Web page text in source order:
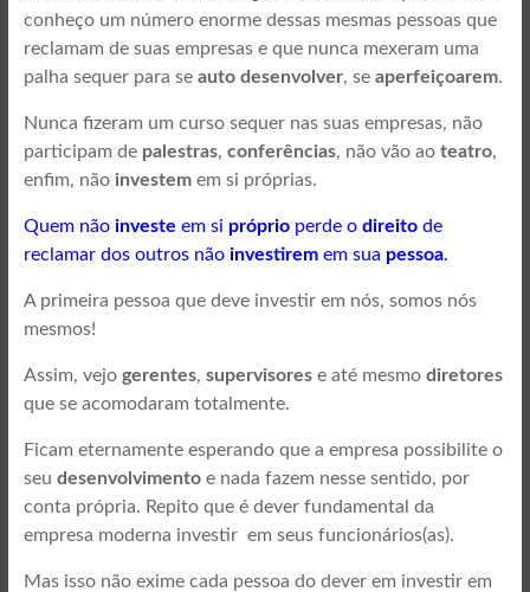
conheço um número enorme dessas mesmas pessoas que
reclamam de suas empresas e que nunca mexeram uma
palha sequer para se auto desenvolver, se aperfeiçoarem.
Nunca fizeram um curso sequer nas suas empresas, não
participam de palestras, conferências, não vão ao teatro,
enfim, não investemem si próprias.
Quem não investe em si próprioperde o direitode
reclamar dos outros não investiremem sua pessoa.
A primeira pessoa que deve investir em nós, somos nós
mesmos!
Assim, vejo gerentes, supervisorese até mesmo diretores
que se acomodaram totalmente.
Ficam eternamente esperando que a empresa possibilite o
seu desenvolvimentoe nada fazem nesse sentido, por
conta própria. Repito que é dever fundamental da
empresa moderna investir em seus funcionários(as).
Mas isso não exime cada pessoa do dever em investir em